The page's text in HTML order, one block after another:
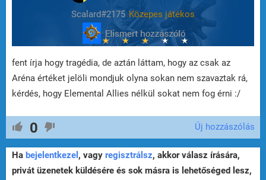
Scalard#2175 Közepes játékos
fent írja hogy tragédia, de aztán láttam, hogy az csak az
Aréna értéket jelöli mondjuk olyna sokan nem szavaztak rá,
kérdés, hogy Elemental Allies nélkül sokat nem fog érni :/
0 Új hozzászólás
Ha bejelentkezel , vagy regisztrálsz, akkor válasz írására,
privát üzenetek küldésére és sok másra is lehetőséged lesz,